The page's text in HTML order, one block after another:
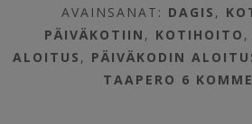
AVAINSANAT: DAGIS ,
PÄIVÄKOTIIN , KOTIHOITO ,
ALOITUS , PÄIVÄKODIN
TAAPERO 6